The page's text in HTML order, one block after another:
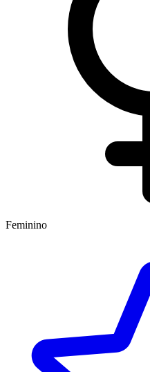
Feminino